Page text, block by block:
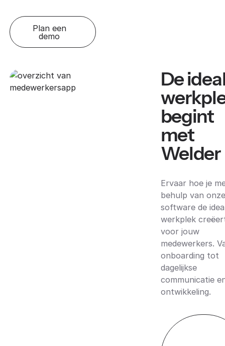
Plan een
demo
De
begint
met
Welder
Ervaar hoe je
behulp van onze
software de
werkplek
voor jouw
medewerkers.
onboarding tot
dagelijkse
communicatie
ontwikkeling.